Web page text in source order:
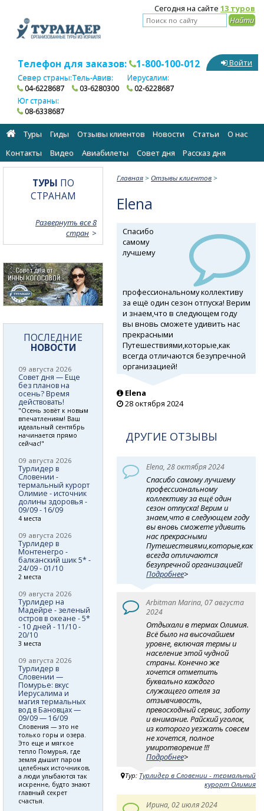
Сегодня на сайте 13 туров
Телефон для заказов: 1-800-100-012
Север страны:
04-6228687
Тель-Авив:
03-6280300
Иерусалим:
02-6228687
Юг страны:
08-6338687
Войти
Туры Гиды Отзывы клиентов Новости Статьи
О нас
Контакты
Видео Авиабилеты Cовет дня Рассказ дня
Главная > Отзывы клиентов >
Elena
Спасибо
самому
лучшему
профессиональному коллективу
за ещё один сезон отпуска! Верим
и знаем,что в следующем году
вы вновь сможете удивить нас
прекрасными
Путешествиями,которые,как
всегда отличаются безупречной
организацией!
Elena
28 октября 2024
ДРУГИЕ ОТЗЫВЫ
Elena, 28 октября 2024
Спасибо самому лучшему
профессиональному
коллективу за ещё один
сезон отпуска! Верим и
знаем,что в следующем году
вы вновь сможете удивить
нас прекрасными
Путешествиями,которые,как
всегда отличаются
безупречной организацией!
Подробнее>
Arbitman Marina, 07 августа
2024
Отдыхали в термах Олимия.
Всё было на высочайшем
уровне, включая термы и
население этой чудной
страны. Конечно же
хочется отметить
буквально каждого
служащего отеля за
отзывчивость,
превосходный сервис, заботу
и внимание. Райский уголок,
из которого уезжать совсем
не хочется, полное
умиротворение !!!
Подробнее>
Тур: Турлидер в Словении - термальный
курорт Олимия
Ирина, 02 июля 2024
ТУРЫ ПО
СТРАНАМ
Развернуть все 8
стран
ПОСЛЕДНИЕ
НОВОСТИ
09 августа 2026
Совет дня — Еще
без планов на
осень? Время
действовать!
"Осень зовёт к новым
впечатлениям! Ваш
идеальный сентябрь
начинается прямо
сейчас!"
09 августа 2026
Турлидер в
Словении -
термальный курорт
Олимие - источник
долины здоровья -
09/09 - 16/09
4 места
09 августа 2026
Турлидер в
Монтенегро -
балканский шик 5* -
24/09 - 01/10
2 места
09 августа 2026
Турлидер на
Мадейре - зеленый
остров в океане - 5*
- 10 дней - 11/10 -
20/10
3 места
09 августа 2026
Турлидер в
Словении —
Помурье: вкус
Иерусалима и
магия термальных
вод в Бановцах —
09/09 — 16/09
Словения — это не
только горы и озера.
Это еще и мягкое
тепло Помурья, где
земля дышит паром
целебных источников,
а люди улыбаются так
искренне, будто знают
главный секрет
счастья.